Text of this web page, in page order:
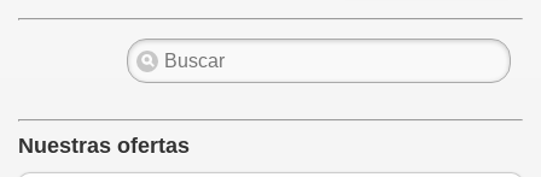
Nuestras ofertas